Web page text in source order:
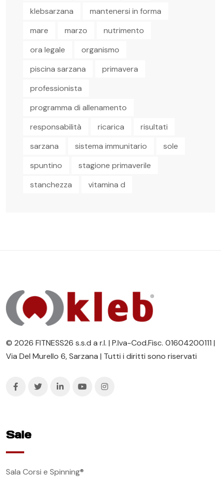
klebsarzana
mantenersi in forma
mare
marzo
nutrimento
ora legale
organismo
piscina sarzana
primavera
professionista
programma di allenamento
responsabilità
ricarica
risultati
sarzana
sistema immunitario
sole
spuntino
stagione primaverile
stanchezza
vitamina d
© 2026 FITNESS26 s.s.d a r.l. | P.Iva-Cod.Fisc. 01604200111 |
Via Del Murello 6, Sarzana | Tutti i diritti sono riservati
Sale
Sala Corsi e Spinning®